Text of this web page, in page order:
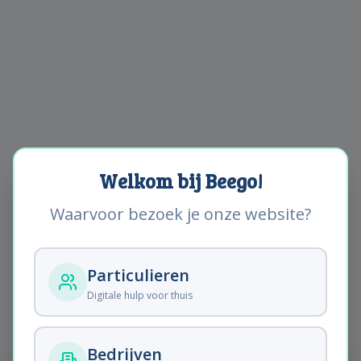
Welkom bij Beego!
Waarvoor bezoek je onze website?
Particulieren
Digitale hulp voor thuis
Bedrijven
Artikel niet gevonden.